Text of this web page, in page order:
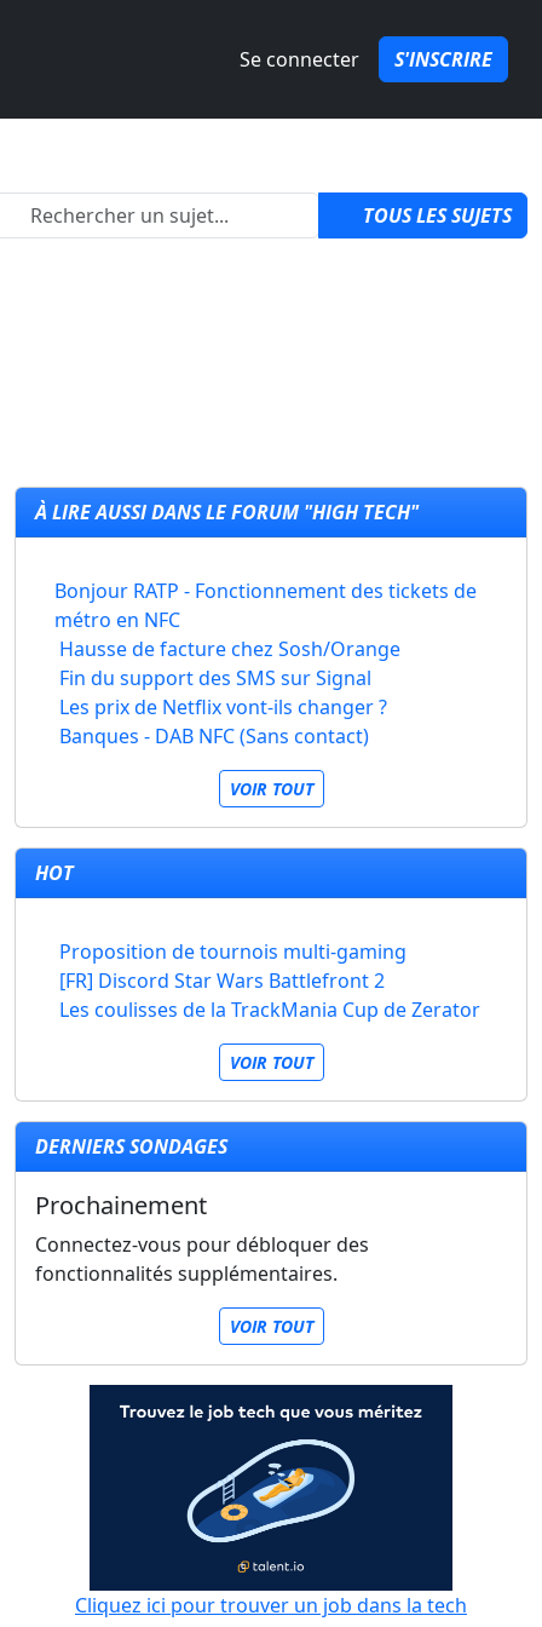
Se connecter S'INSCRIRE
2 TOUS LES SUJETS
À LIRE AUSSI DANS LE FORUM "HIGH TECH"
Bonjour RATP - Fonctionnement des tickets de
métro en NFC
Hausse de facture chez Sosh/Orange
Fin du support des SMS sur Signal
Les prix de Netflix vont-ils changer ?
Banques - DAB NFC (Sans contact)
VOIR TOUT
HOT
Proposition de tournois multi-gaming
[FR] Discord Star Wars Battlefront 2
Les coulisses de la TrackMania Cup de Zerator
VOIR TOUT
DERNIERS SONDAGES
Prochainement
Connectez-vous pour débloquer des
fonctionnalités supplémentaires.
VOIR TOUT
Cliquez ici pour trouver un job dans la tech